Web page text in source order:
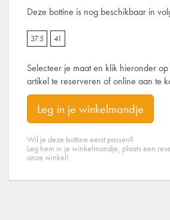
Deze bottine is nog beschikbaar in
37.5 41
Selecteer je maat en klik hieronder
artikel te reserveren of online aan te
Leg in je winkelmandje
Wil je deze bottine eerst passen?
Leg hem in je winkelmandje, plaats een
onze winkel!